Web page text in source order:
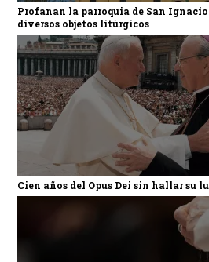
Profanan la parroquia de San
diversos objetos litúrgicos
Cien años del Opus Dei sin hallar su